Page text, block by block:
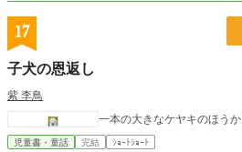
17
子犬の恩返し
紫 李鳥
一本の大きなケヤキのほう
児童書・童話 完結 ｼｮｰﾄｼｮｰﾄ